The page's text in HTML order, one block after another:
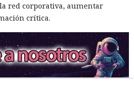
red corporativa, aumentar
crítica.